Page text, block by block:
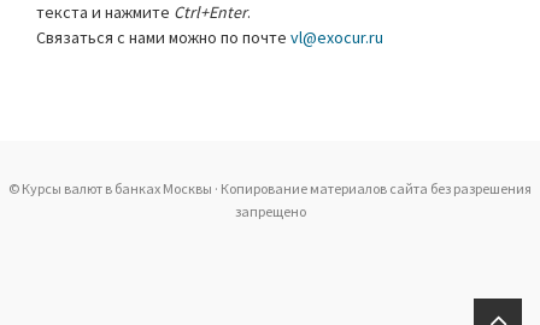
текста и нажмите Ctrl+Enter.
Связаться с нами можно по почте vl@exocur.ru
© Курсы валют в банках Москвы · Копирование материалов сайта без разрешения
запрещено